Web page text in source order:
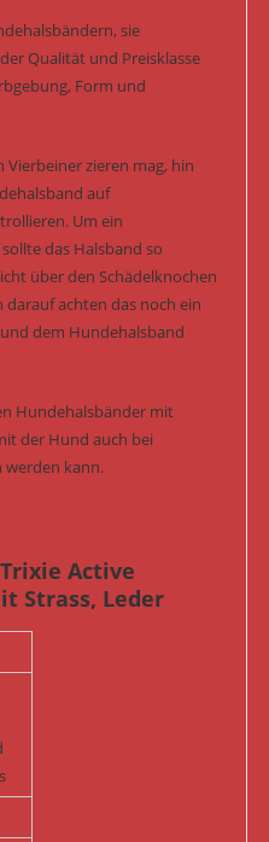
sie
Qualität und Preisklasse
Form und
Vierbeiner zieren mag, hin
auf
Um ein
das Halsband so
über den Schädelknochen
achten das noch ein
dem Hundehalsband
Hundehalsbänder mit
der Hund auch bei
werden kann.
Active
Strass, Leder